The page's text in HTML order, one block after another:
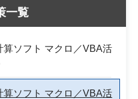
一覧
算ソフト マクロ／VBA活
算ソフト マクロ／VBA活